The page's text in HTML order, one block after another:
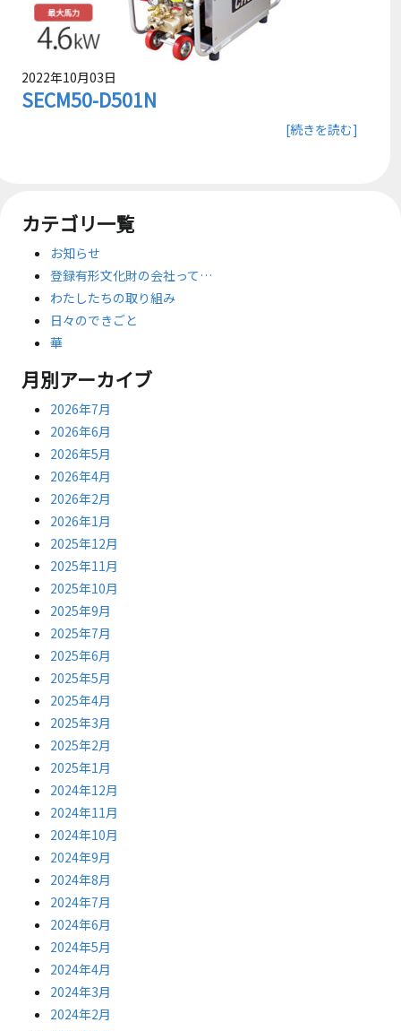
2022年10月03日
SECM50-D501N
[続きを読む]
カテゴリ一覧
お知らせ
登録有形文化財の会社って…
わたしたちの取り組み
日々のできごと
華
月別アーカイブ
2026年7月
2026年6月
2026年5月
2026年4月
2026年2月
2026年1月
2025年12月
2025年11月
2025年10月
2025年9月
2025年7月
2025年6月
2025年5月
2025年4月
2025年3月
2025年2月
2025年1月
2024年12月
2024年11月
2024年10月
2024年9月
2024年8月
2024年7月
2024年6月
2024年5月
2024年4月
2024年3月
2024年2月